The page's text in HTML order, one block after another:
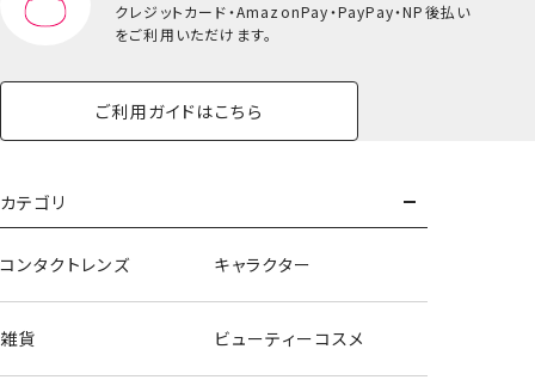
クレジットカード・AmazonPay・PayPay・NP後払い
をご利用いただけます。
ご利用ガイドはこちら
カテゴリ
コンタクトレンズ キャラクター
雑貨 ビューティーコスメ